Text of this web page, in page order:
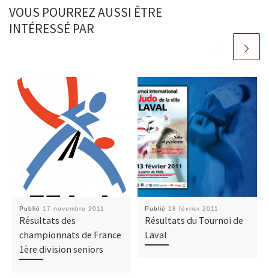
VOUS POURREZ AUSSI ÊTRE
INTÉRESSÉ PAR
Publié 17 novembre 2011
Résultats des
championnats de France
1ère division seniors
Publié 18 février 2011
Résultats du Tournoi de
Laval